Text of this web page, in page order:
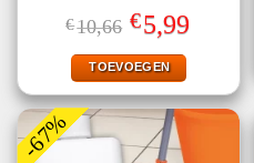
Gewaardeerd
4.47uit 5
€10,66 Oorspronkelijke
prijs
was:
€10,66.
€5,99Huidige
prijs
TOEVOEGEN
-67%